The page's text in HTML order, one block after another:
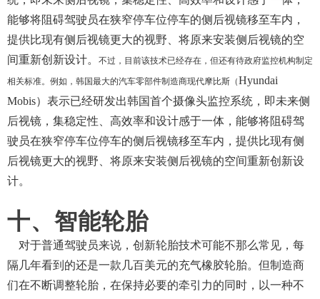
能够将阻碍驾驶员在狭窄停车位停车的侧后视镜移至车内，
提供比现有侧后视镜更大的视野、将原来安装侧后视镜的空
间重新创新设计。
不过，目前该技术已经存在，但还有待政府监控机构制定
相关标准。例如，韩国最大的汽车零部件制造商现代摩比斯（Hyundai
Mobis）表示已经研发出韩国首个摄像头监控系统，即未来侧
后视镜，集稳定性、高效率和设计感于一体，能够将阻碍驾
驶员在狭窄停车位停车的侧后视镜移至车内，提供比现有侧
后视镜更大的视野、将原来安装侧后视镜的空间重新创新设
计。
十、智能轮胎
对于普通驾驶员来说，创新轮胎技术可能不那么常见，每
隔几年看到的还是一款几百美元的充气橡胶轮胎。但制造商
们在不断调整轮胎，在保持必要的牵引力的同时，以一种不